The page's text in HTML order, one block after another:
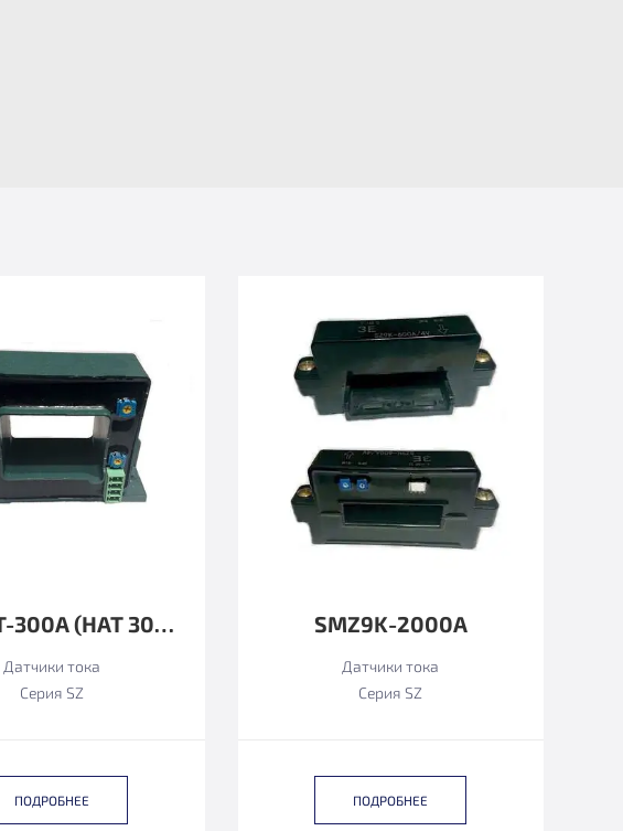
SZ4131T-300А (HAT 300-S ФУНКЦИОНАЛЬНЫЙ АНАЛОГ)
Датчики тока
Серия SZ
ПОДРОБНЕЕ
SMZ9K-2000А
Датчики тока
Серия SZ
ПОДРОБНЕЕ